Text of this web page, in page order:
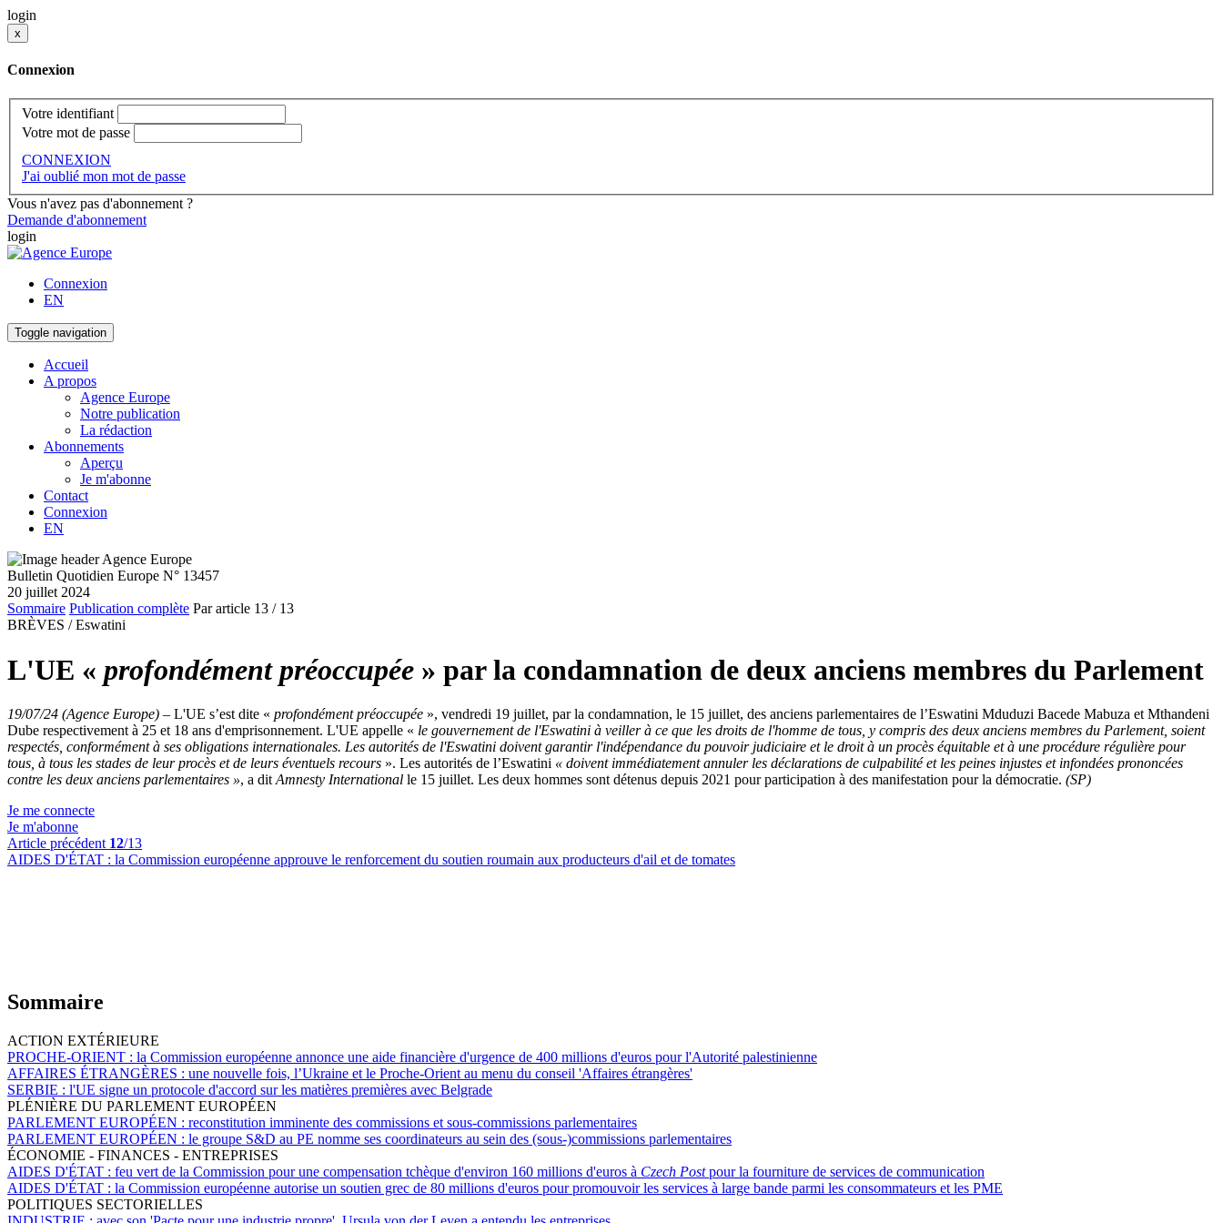
login
x
Connexion
Votre identifiant
Votre mot de passe
CONNEXION
J'ai oublié mon mot de passe
Vous n'avez pas d'abonnement ?
Demande d'abonnement
login
Connexion
EN
Toggle navigation
Accueil
A propos
Agence Europe
Notre publication
La rédaction
Abonnements
Aperçu
Je m'abonne
Contact
Connexion
EN
Bulletin Quotidien Europe N° 13457
20 juillet 2024
Sommaire Publication complète Par article 13 / 13
BRÈVES / Eswatini
L'UE « profondément préoccupée » par la condamnation de deux anciens membres du Parlement
19/07/24 (Agence Europe) – L'UE s’est dite « profondément préoccupée », vendredi 19 juillet, par la condamnation, le 15 juillet, des anciens parlementaires de l’Eswatini Mduduzi Bacede Mabuza et Mthandeni
Dube respectivement à 25 et 18 ans d'emprisonnement. L'UE appelle « le gouvernement de l'Eswatini à veiller à ce que les droits de l'homme de tous, y compris des deux anciens membres du Parlement, soient
respectés, conformément à ses obligations internationales. Les autorités de l'Eswatini doivent garantir l'indépendance du pouvoir judiciaire et le droit à un procès équitable et à une procédure régulière pour
tous, à tous les stades de leur procès et de leurs éventuels recours ». Les autorités de l’Eswatini « doivent immédiatement annuler les déclarations de culpabilité et les peines injustes et infondées prononcées
contre les deux anciens parlementaires », a dit Amnesty International le 15 juillet. Les deux hommes sont détenus depuis 2021 pour participation à des manifestation pour la démocratie. (SP)
Je me connecte
Je m'abonne
Article précédent 12/13
AIDES D'ÉTAT : la Commission européenne approuve le renforcement du soutien roumain aux producteurs d'ail et de tomates
Sommaire
ACTION EXTÉRIEURE
PROCHE-ORIENT : la Commission européenne annonce une aide financière d'urgence de 400 millions d'euros pour l'Autorité palestinienne
AFFAIRES ÉTRANGÈRES : une nouvelle fois, l’Ukraine et le Proche-Orient au menu du conseil 'Affaires étrangères'
SERBIE : l'UE signe un protocole d'accord sur les matières premières avec Belgrade
PLÉNIÈRE DU PARLEMENT EUROPÉEN
PARLEMENT EUROPÉEN : reconstitution imminente des commissions et sous-commissions parlementaires
PARLEMENT EUROPÉEN : le groupe S&D au PE nomme ses coordinateurs au sein des (sous-)commissions parlementaires
ÉCONOMIE - FINANCES - ENTREPRISES
AIDES D'ÉTAT : feu vert de la Commission pour une compensation tchèque d'environ 160 millions d'euros à Czech Postpour la fourniture de services de communication
AIDES D'ÉTAT : la Commission européenne autorise un soutien grec de 80 millions d'euros pour promouvoir les services à large bande parmi les consommateurs et les PME
POLITIQUES SECTORIELLES